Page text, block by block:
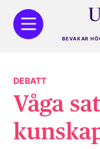
BEVAKAR
DEBATT
Våga